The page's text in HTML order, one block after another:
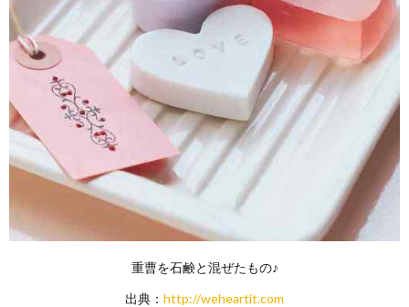
重曹を石鹸と混ぜたもの♪
出典： http://weheartit.com